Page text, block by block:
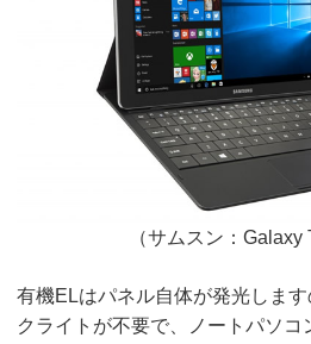
（サムスン：Galaxy
有機ELはパネル自体が発光しま
クライトが不要で、ノートパソ